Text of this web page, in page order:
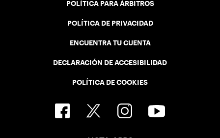
POLÍTICA PARA ÁRBITROS
POLÍTICA DE PRIVACIDAD
ENCUENTRA TU CUENTA
DECLARACIÓN DE ACCESIBILIDAD
POLÍTICA DE COOKIES